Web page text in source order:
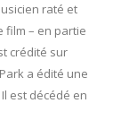
raté et
film – en partie
crédité sur
a édité une
est décédé en